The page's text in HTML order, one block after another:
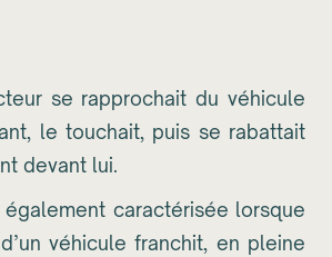
se rapprochait du véhicule
le touchait, puis se rabattait
devant lui.
également caractérisée lorsque
véhicule franchit, en pleine